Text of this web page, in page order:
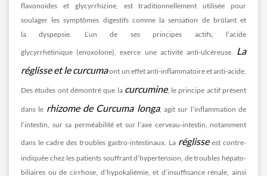
flavonoïdes et glycyrrhizine, est traditionnellement utilisée pour
soulager les symptômes digestifs comme la sensation de brûlant et
la dyspepsie. L’un de ses principes actifs, l’acide
glycyrrhétinique (enoxolone), exerce une activité anti-ulcéreuse. La
réglisse et le curcumaont un effet anti-inflammatoire et anti-acide.
Des études ont démontré que la curcumine, le principe actif présent
dans le rhizome de Curcuma longa, agit sur l’inflammation de
l’intestin, sur sa perméabilité et sur l’axe cerveau-intestin, notamment
dans le cadre des troubles gastro-intestinaux. La réglisseest contre-
indiquée chez les patients souffrant d’hypertension, de troubles hépato-
biliaires ou de cirrhose, d’hypokaliémie, et d’insuffisance rénale, ainsi